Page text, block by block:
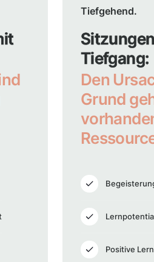
Tiefgehend.
Tiefgang:
Den
Grund
Positive